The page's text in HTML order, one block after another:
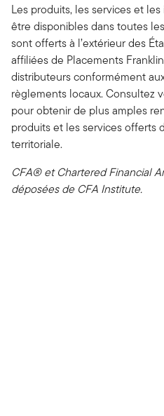
Les produits, les services et
être disponibles dans toutes
sont offerts à l’extérieur des
affiliées de Placements
distributeurs conformément
règlements locaux. Consultez
pour obtenir de plus amples
produits et les services offerts
territoriale.
CFA® et Chartered Financial
déposées de CFA Institute.